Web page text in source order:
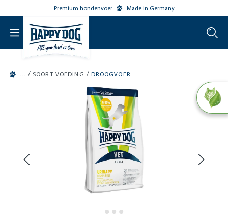
Premium hondenvoer Made in Germany
/ SOORT VOEDING / DROOGVOER